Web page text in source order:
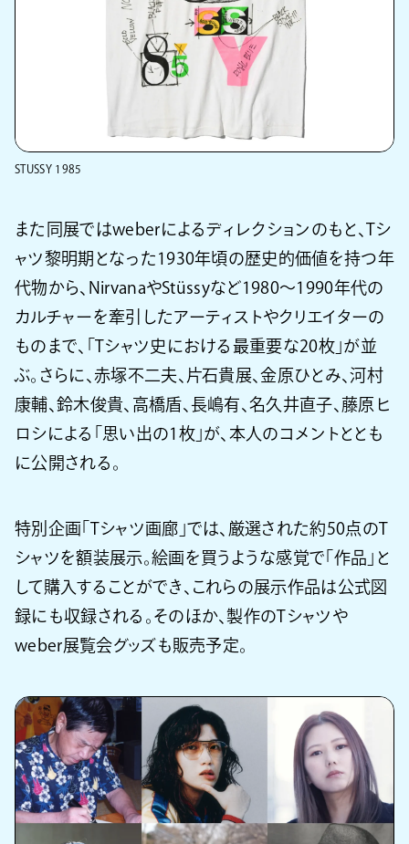
STUSSY 1985
また同展ではweberによるディレクションのもと、Tシ
ャツ黎明期となった1930年頃の歴史的価値を持つ年
代物から、NirvanaやStüssyなど1980〜1990年代の
カルチャーを牽引したアーティストやクリエイターの
ものまで、「Tシャツ史における最重要な20枚」が並
ぶ。さらに、赤塚不二夫、片石貴展、金原ひとみ、河村
康輔、鈴木俊貴、高橋盾、長嶋有、名久井直子、藤原ヒ
ロシによる「思い出の1枚」が、本人のコメントととも
に公開される。
特別企画「Tシャツ画廊」では、厳選された約50点のT
シャツを額装展示。絵画を買うような感覚で「作品」と
して購入することができ、これらの展示作品は公式図
録にも収録される。そのほか、製作のTシャツや
weber展覧会グッズも販売予定。